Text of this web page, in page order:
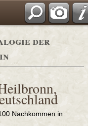
der
Nachkommen in